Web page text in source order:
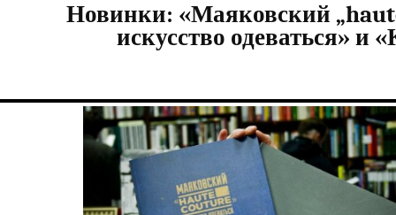
Новинки: «Маяковский
искусство одеваться» и